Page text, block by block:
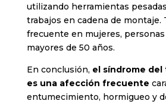
utilizando herramientas
trabajos en cadena de montaje.
frecuente en mujeres,
mayores de 50 años.
En conclusión, el síndrome
es una afección frecuente
entumecimiento, hormigueo y